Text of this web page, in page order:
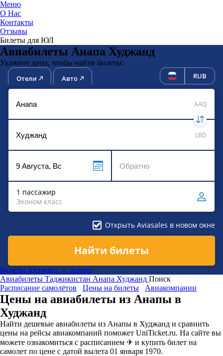
Меню
О Нас
Контакты
Отзывы
Билеты для ЮЛ
Авиабилеты Анапа Худжанд
Укажите даты, чтобы найти билеты:
Отели Авто RUB
AAQ
LBD
1 пассажир
Эконом класс
Открыть Aviasales в новом окне
Найти билеты
Билеты Худжанд → Анапа
Авиабилеты Таджикистан Анапа Худжанд Поиск
Расписание самолётов
Цены на билеты Авиакомпании
Цены на авиабилеты из Анапы в
Худжанд
Найти дешевые авиабилеты из Анапы в Худжанд и сравнить
цены на рейсы авиакомпаний поможет UniTicket.ru. На сайте вы
можете ознакомиться с расписанием ✈ и купить билет на
самолет по цене с датой вылета 01 января 1970.